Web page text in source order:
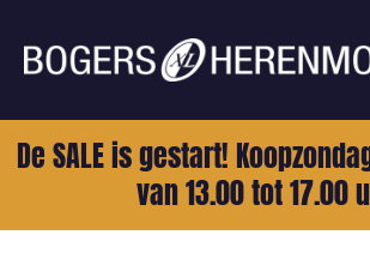
De SALE is gestart!
van 13.00 tot 17.00